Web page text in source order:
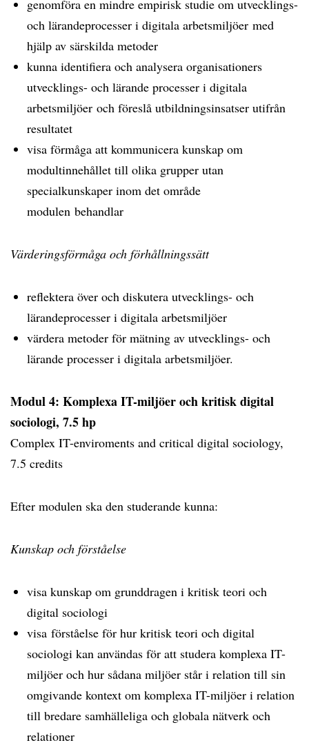
genomföra en mindre empirisk studie om utvecklings-
och lärandeprocesser i digitala arbetsmiljöer med
hjälp av särskilda metoder
kunna identifiera och analysera organisationers
utvecklings- och lärande processer i digitala
arbetsmiljöer och föreslå utbildningsinsatser utifrån
resultatet
visa förmåga att kommunicera kunskap om
modultinnehållet till olika grupper utan
specialkunskaper inom det område
modulen behandlar
Värderingsförmåga och förhållningssätt
reflektera över och diskutera utvecklings- och
lärandeprocesser i digitala arbetsmiljöer
värdera metoder för mätning av utvecklings- och
lärande processer i digitala arbetsmiljöer.
Modul 4: Komplexa IT-miljöer och kritisk digital
sociologi, 7.5 hp
Complex IT-enviroments and critical digital sociology,
7.5 credits
Efter modulen ska den studerande kunna:
Kunskap och förståelse
visa kunskap om grunddragen i kritisk teori och
digital sociologi
visa förståelse för hur kritisk teori och digital
sociologi kan användas för att studera komplexa IT-
miljöer och hur sådana miljöer står i relation till sin
omgivande kontext om komplexa IT-miljöer i relation
till bredare samhälleliga och globala nätverk och
relationer